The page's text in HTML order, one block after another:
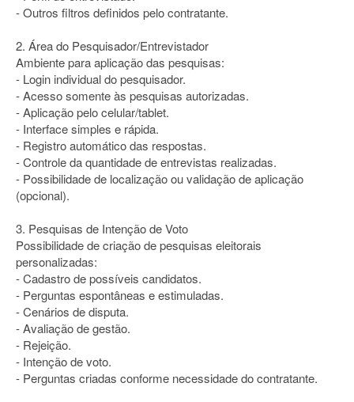
- Outros filtros definidos pelo contratante.
2. Área do Pesquisador/Entrevistador
Ambiente para aplicação das pesquisas:
- Login individual do pesquisador.
- Acesso somente às pesquisas autorizadas.
- Aplicação pelo celular/tablet.
- Interface simples e rápida.
- Registro automático das respostas.
- Controle da quantidade de entrevistas realizadas.
- Possibilidade de localização ou validação de aplicação
(opcional).
3. Pesquisas de Intenção de Voto
Possibilidade de criação de pesquisas eleitorais
personalizadas:
- Cadastro de possíveis candidatos.
- Perguntas espontâneas e estimuladas.
- Cenários de disputa.
- Avaliação de gestão.
- Rejeição.
- Intenção de voto.
- Perguntas criadas conforme necessidade do contratante.